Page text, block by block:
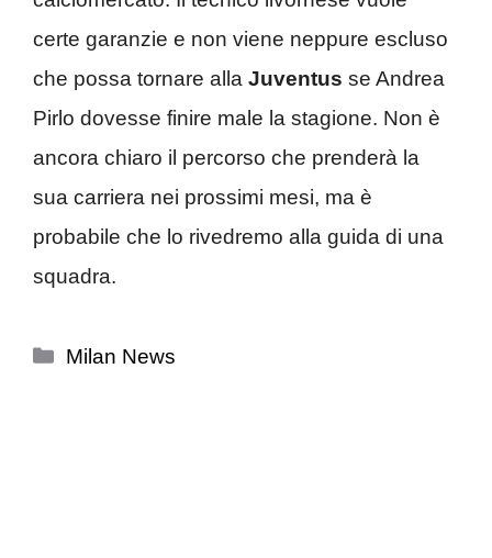
certe garanzie e non viene neppure escluso
che possa tornare alla Juventus se Andrea
Pirlo dovesse finire male la stagione. Non è
ancora chiaro il percorso che prenderà la
sua carriera nei prossimi mesi, ma è
probabile che lo rivedremo alla guida di una
squadra.
Categorie
Milan News